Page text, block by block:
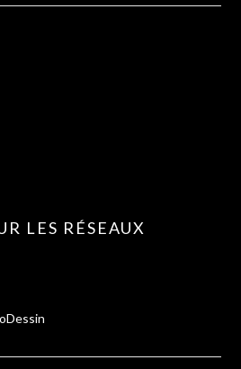
LES RÉSEAUX